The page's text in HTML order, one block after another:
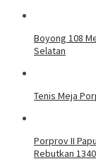
Boyong 108
Selatan
Tenis Meja
Porprov II
Rebutkan